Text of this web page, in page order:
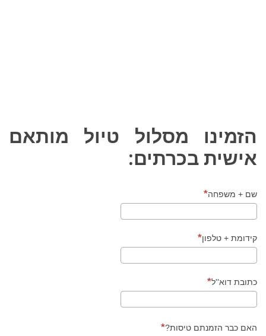
הזמינו מסלול טיול מותאם
אישית בכרתים:
שם + משפחה
קידומת + טלפון
כתובת דוא''ל
האם כבר הזמנתם טיסות?